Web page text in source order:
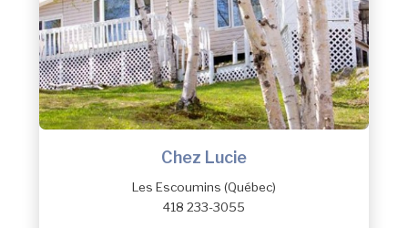
Chez Lucie
Les Escoumins (Québec)
418 233-3055